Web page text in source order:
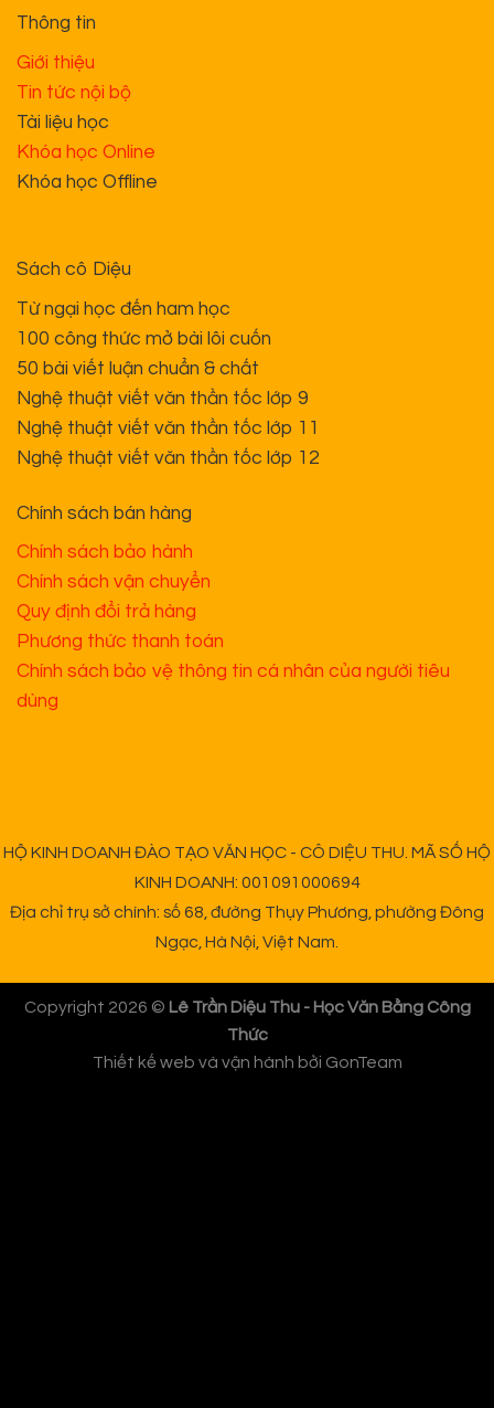
Thông tin
Giới thiệu
Tin tức nội bộ
Tài liệu học
Khóa học Online
Khóa học Offline
Sách cô Diệu
Từ ngại học đến ham học
100 công thức mở bài lôi cuốn
50 bài viết luận chuẩn & chất
Nghệ thuật viết văn thần tốc lớp 9
Nghệ thuật viết văn thần tốc lớp 11
Nghệ thuật viết văn thần tốc lớp 12
Chính sách bán hàng
Chính sách bảo hành
Chính sách vận chuyển
Quy định đổi trả hàng
Phương thức thanh toán
Chính sách bảo vệ thông tin cá nhân của người tiêu
dùng
HỘ KINH DOANH ĐÀO TẠO VĂN HỌC - CÔ DIỆU THU. MÃ SỐ HỘ
KINH DOANH: 001091000694
Địa chỉ trụ sở chính: số 68, đường Thụy Phương, phường Đông
Ngạc, Hà Nội, Việt Nam.
Copyright 2026 © Lê Trần Diệu Thu - Học Văn Bằng Công
Thức
Thiết kế web và vận hành bởi GonTeam